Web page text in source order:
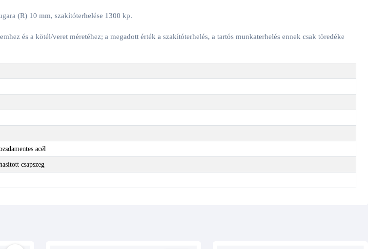
(R) 10 mm, szakítóterhelése 1300 kp.
és a kötél/veret méretéhez; a megadott érték a szakítóterhelés, a tartós munkaterhelés ennek csak töredéke
acél
csapszeg